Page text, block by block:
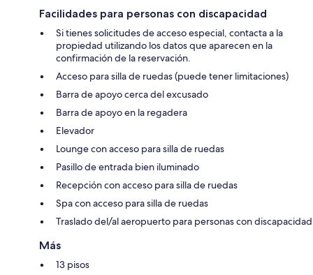
Facilidades para personas con discapacidad
Si tienes solicitudes de acceso especial, contacta a la
propiedad utilizando los datos que aparecen en la
confirmación de la reservación.
Acceso para silla de ruedas (puede tener limitaciones)
Barra de apoyo cerca del excusado
Barra de apoyo en la regadera
Elevador
Lounge con acceso para silla de ruedas
Pasillo de entrada bien iluminado
Recepción con acceso para silla de ruedas
Spa con acceso para silla de ruedas
Traslado del/al aeropuerto para personas con discapacidad
Más
13 pisos